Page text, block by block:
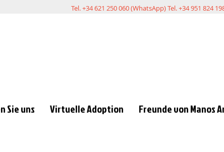
Tel. +34 621 250 060 (WhatsApp) Tel. +34 951 824
Sie uns Virtuelle Adoption Freunde von Manos